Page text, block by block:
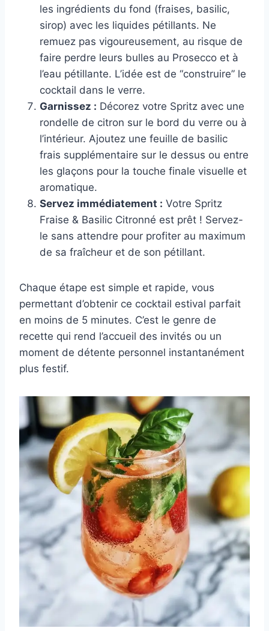
les ingrédients du fond (fraises, basilic,
sirop) avec les liquides pétillants. Ne
remuez pas vigoureusement, au risque de
faire perdre leurs bulles au Prosecco et à
l’eau pétillante. L’idée est de “construire” le
cocktail dans le verre.
Garnissez : Décorez votre Spritz avec une
rondelle de citron sur le bord du verre ou à
l’intérieur. Ajoutez une feuille de basilic
frais supplémentaire sur le dessus ou entre
les glaçons pour la touche finale visuelle et
aromatique.
Servez immédiatement : Votre Spritz
Fraise & Basilic Citronné est prêt ! Servez-
le sans attendre pour profiter au maximum
de sa fraîcheur et de son pétillant.
Chaque étape est simple et rapide, vous
permettant d’obtenir ce cocktail estival parfait
en moins de 5 minutes. C’est le genre de
recette qui rend l’accueil des invités ou un
moment de détente personnel instantanément
plus festif.